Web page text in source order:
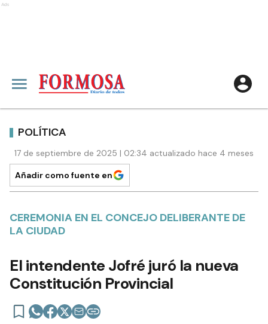
Ads
POLÍTICA
17 de septiembre de 2025 | 02:34 actualizado hace 4 meses
Añadir como fuente en
CEREMONIA EN EL CONCEJO DELIBERANTE DE
LA CIUDAD
El intendente Jofré juró la nueva
Constitución Provincial